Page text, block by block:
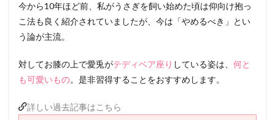
今から10年ほど前、私がうさぎを飼い始めた頃は仰向け抱っ
こ法も良く紹介されていましたが、今は「やめるべき」とい
う論が主流。
対してお膝の上で愛兎がテディベア座り している姿は、 何と
も可愛いもの。是非習得することをおすすめします。
詳しい過去記事はこちら